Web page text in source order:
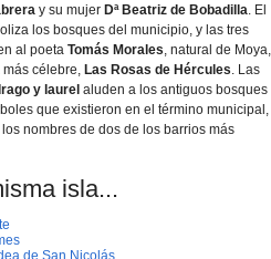
y su mujer Dª Beatriz de Bobadilla. El
los bosques del municipio, y las tres
al poeta Tomás Morales, natural de Moya,
más célebre, Las Rosas de Hércules. Las
y laurel aluden a los antiguos bosques
que existieron en el término municipal,
nombres de dos de los barrios más
isla...